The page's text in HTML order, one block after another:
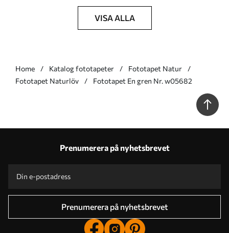
VISA ALLA
Home Katalog fototapeter
Fototapet Natur
Fototapet Naturlöv
Fototapet En gren Nr. w05682
Prenumerera på nyhetsbrevet
Prenumerera på nyhetsbrevet